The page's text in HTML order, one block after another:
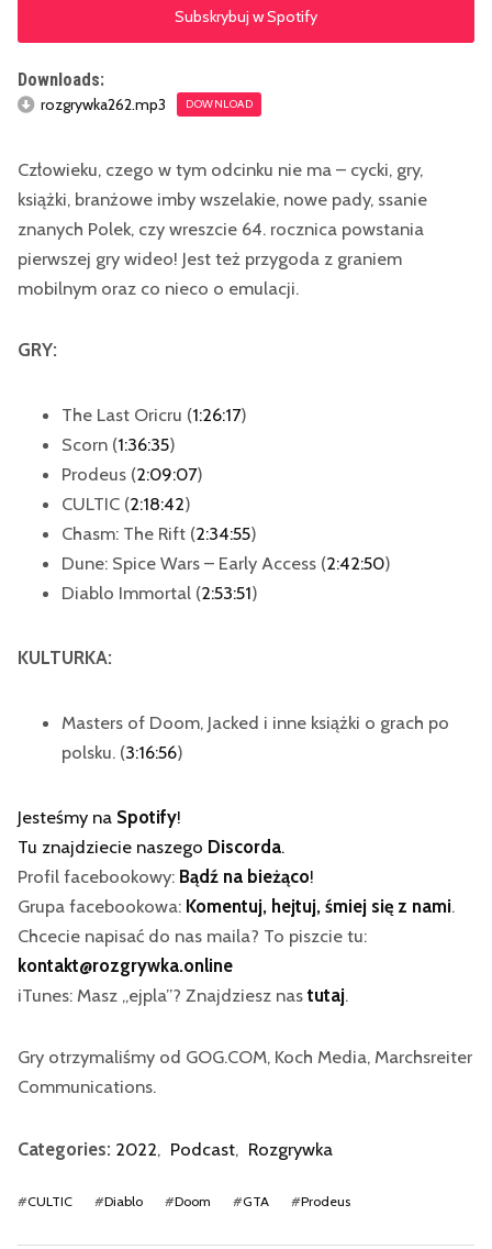
Subskrybuj w Spotify
Downloads:
rozgrywka262.mp3 DOWNLOAD
Człowieku, czego w tym odcinku nie ma – cycki, gry,
książki, branżowe imby wszelakie, nowe pady, ssanie
znanych Polek, czy wreszcie 64. rocznica powstania
pierwszej gry wideo! Jest też przygoda z graniem
mobilnym oraz co nieco o emulacji.
GRY:
The Last Oricru (1:26:17)
Scorn (1:36:35)
Prodeus (2:09:07)
CULTIC (2:18:42)
Chasm: The Rift (2:34:55)
Dune: Spice Wars – Early Access (2:42:50)
Diablo Immortal (2:53:51)
KULTURKA:
Masters of Doom, Jacked i inne książki o grach po
polsku. (3:16:56)
Jesteśmy na Spotify!
Tu znajdziecie naszego Discorda.
Profil facebookowy: Bądź na bieżąco!
Grupa facebookowa: Komentuj, hejtuj, śmiej się z nami.
Chcecie napisać do nas maila? To piszcie tu:
kontakt@rozgrywka.online
iTunes: Masz „ejpla”? Znajdziesz nastutaj.
Gry otrzymaliśmy od GOG.COM, Koch Media, Marchsreiter
Communications.
Categories: 2022, Podcast, Rozgrywka
#CULTIC #Diablo #Doom #GTA #Prodeus